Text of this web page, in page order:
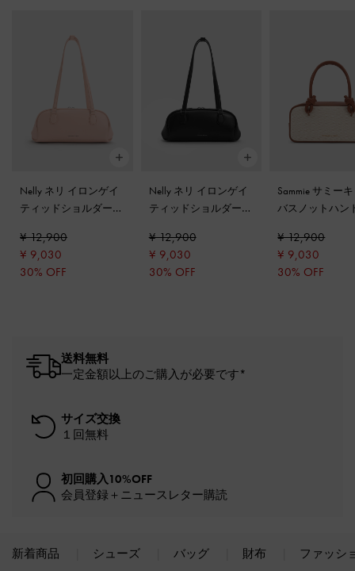
Nelly ネリ イロンゲイ
ティッドショルダーバ
¥ 12,900
¥ 9,030
30% OFF
Nelly ネリ イロンゲイ
ティッドショルダーバ
¥ 12,900
¥ 9,030
30% OFF
Sammie サミー
バスノットハン
グ -トープキャ
¥ 12,900
¥ 9,030
30% OFF
送料無料
一定金額以上のご購入が必要です*
サイズ交換
１回無料
初回購入10%OFF
会員登録＋ニュースレター購読
新着商品 シューズ バッグ 財布 ファッシ